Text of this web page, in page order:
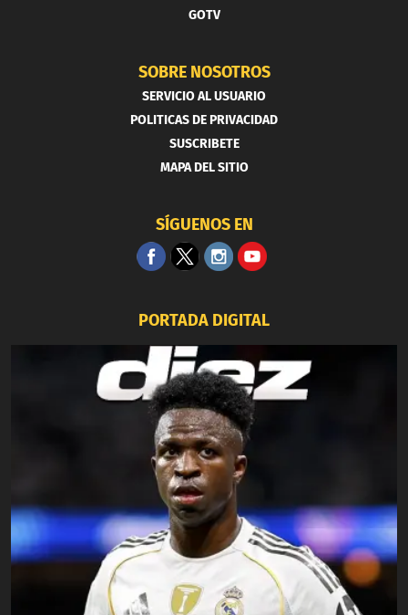
GOTV
SOBRE NOSOTROS
SERVICIO AL USUARIO
POLITICAS DE PRIVACIDAD
SUSCRIBETE
MAPA DEL SITIO
SÍGUENOS EN
PORTADA DIGITAL